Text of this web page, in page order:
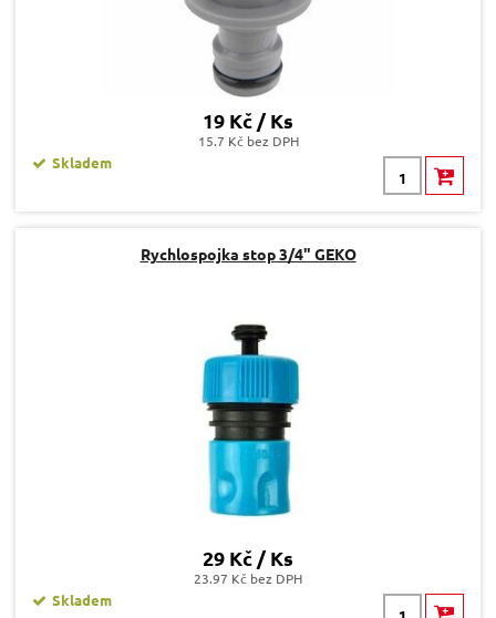
19 Kč / Ks
15.7 Kč bez DPH
Skladem
Rychlospojka stop 3/4" GEKO
29 Kč / Ks
23.97 Kč bez DPH
Skladem